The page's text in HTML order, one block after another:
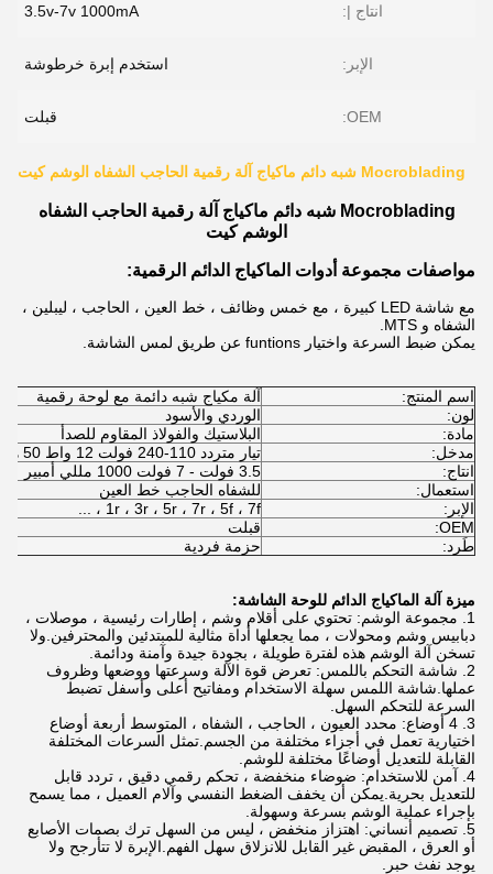
انتاج |: 3.5v-7v 1000mA
الإبر: استخدم إبرة خرطوشة
OEM: قبلت
Mocroblading شبه دائم ماكياج آلة رقمية الحاجب الشفاه الوشم كيت
Mocroblading شبه دائم ماكياج آلة رقمية الحاجب الشفاه
الوشم كيت
مواصفات مجموعة أدوات الماكياج الدائم الرقمية:
مع شاشة LED كبيرة ، مع خمس وظائف ، خط العين ، الحاجب ، ليبلين ،
الشفاه و MTS.
يمكن ضبط السرعة واختيار funtions عن طريق لمس الشاشة.
اسم المنتج:
آلة مكياج شبه دائمة مع لوحة رقمية
لون:
الوردي والأسود
مادة:
البلاستيك والفولاذ المقاوم للصدأ
مدخل:
تيار متردد 110-240 فولت 12 واط 50 هرتز
انتاج:
3.5 فولت - 7 فولت 1000 مللي أمبير
استعمال:
للشفاه الحاجب خط العين
الإبر:
1r ، 3r ، 5r ، 7r ، 5f ، 7f ، ...
OEM:
قبلت
طَرد:
حزمة فردية
ميزة آلة الماكياج الدائم للوحة الشاشة:
1. مجموعة الوشم: تحتوي على أقلام وشم ، إطارات رئيسية ، موصلات ،
دبابيس وشم ومحولات ، مما يجعلها أداة مثالية للمبتدئين والمحترفين.ولا
تسخن آلة الوشم هذه لفترة طويلة ، بجودة جيدة وآمنة ودائمة.
2. شاشة التحكم باللمس: تعرض قوة الآلة وسرعتها ووضعها وظروف
عملها.شاشة اللمس سهلة الاستخدام ومفاتيح أعلى وأسفل تضبط
السرعة للتحكم السهل.
3. 4 أوضاع: محدد العيون ، الحاجب ، الشفاه ، المتوسط ​​أربعة أوضاع
اختيارية تعمل في أجزاء مختلفة من الجسم.تمثل السرعات المختلفة
القابلة للتعديل أوضاعًا مختلفة للوشم.
4. آمن للاستخدام: ضوضاء منخفضة ، تحكم رقمي دقيق ، تردد قابل
للتعديل بحرية.يمكن أن يخفف الضغط النفسي وآلام العميل ، مما يسمح
بإجراء عملية الوشم بسرعة وسهولة.
5. تصميم أنساني: اهتزاز منخفض ، ليس من السهل ترك بصمات الأصابع
أو العرق ، المقبض غير القابل للانزلاق سهل الفهم.الإبرة لا تتأرجح ولا
يوجد نفث حبر.